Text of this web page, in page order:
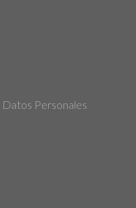
Personales